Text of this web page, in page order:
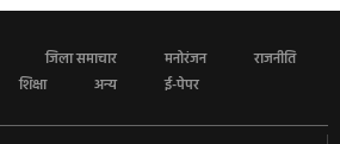
जिला समाचार मनोरंजन
राजनीति
शिक्षा अन्य ई-पेपर